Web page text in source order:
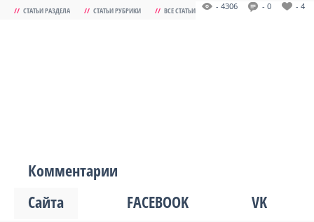
// СТАТЬИ РАЗДЕЛА // СТАТЬИ РУБРИКИ // ВСЕ СТАТЬИ - 4306 - 0 - 4
Комментарии
Сайта
FACEBOOK VK